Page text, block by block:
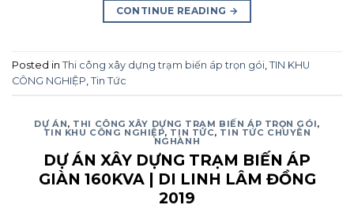
CONTINUE READING →
Posted in Thi công xây dựng trạm biến áp trọn gói TIN KHU
CÔNG NGHIỆP Tin Tức
DỰ ÁN, THI CÔNG XÂY DỰNG TRẠM BIẾN ÁP TRỌN GÓI,
TIN KHU CÔNG NGHIỆP, TIN TỨC, TIN TỨC CHUYÊN
NGHÀNH
DỰ ÁN XÂY DỰNG TRẠM BIẾN ÁP
GIÀN 160KVA | DI LINH LÂM ĐỒNG
2019